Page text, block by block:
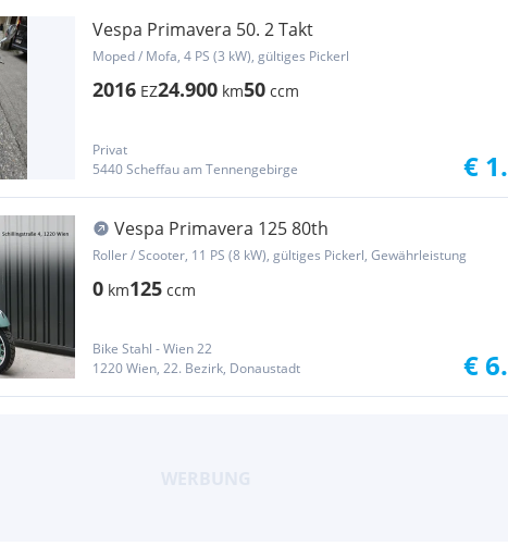
Vespa Primavera 50. 2 Takt
Moped / Mofa, 4 PS (3 kW), gültiges Pickerl
2016 EZ24.900 km50 ccm
Privat
5440 Scheffau am Tennengebirge
€
Vespa Primavera 125 80th
Roller / Scooter, 11 PS (8 kW), gültiges Pickerl, Gewährleistung
0 km125 ccm
Bike Stahl - Wien 22
1220 Wien, 22. Bezirk, Donaustadt
€